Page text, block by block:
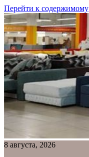
Перейти к содержимому
8 августа, 2026